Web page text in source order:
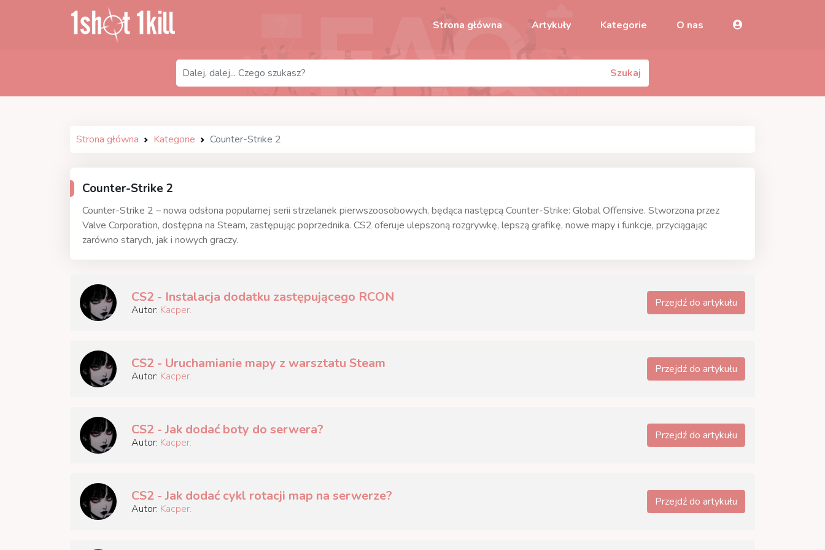
Strona główna Artykuły Kategorie O nas
Szukaj
Strona główna Kategorie Counter-Strike 2
Counter-Strike 2
Counter-Strike 2 – nowa odsłona popularnej serii strzelanek pierwszoosobowych, będąca następcą Counter-Strike: Global Offensive. Stworzona przez
Valve Corporation, dostępna na Steam, zastępując poprzednika. CS2 oferuje ulepszoną rozgrywkę, lepszą grafikę, nowe mapy i funkcje, przyciągając
zarówno starych, jak i nowych graczy.
CS2 - Instalacja dodatku zastępującego RCON
Autor: Kacper.
Przejdź do artykułu
CS2 - Uruchamianie mapy z warsztatu Steam
Autor: Kacper.
Przejdź do artykułu
CS2 - Jak dodać boty do serwera?
Autor: Kacper.
Przejdź do artykułu
CS2 - Jak dodać cykl rotacji map na serwerze?
Autor: Kacper.
Przejdź do artykułu